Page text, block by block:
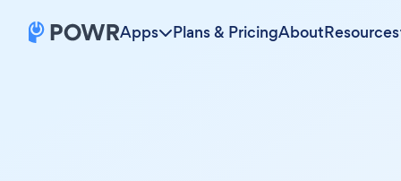
Apps Plans & PricingAboutResources